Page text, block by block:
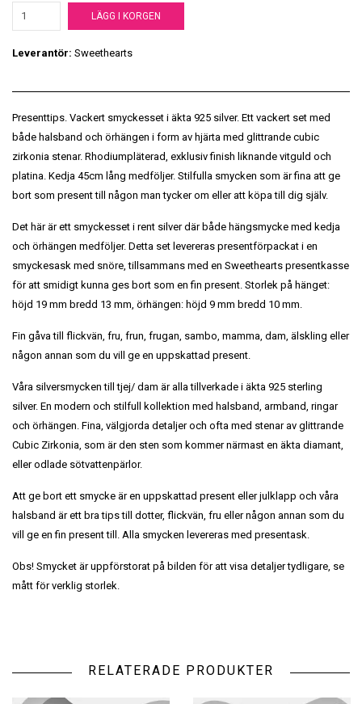
LÄGG I KORGEN
Leverantör: Sweethearts
Presenttips. Vackert smyckesset i äkta 925 silver. Ett vackert set med
både halsband och örhängen i form av hjärta med glittrande cubic
zirkonia stenar. Rhodiumpläterad, exklusiv finish liknande vitguld och
platina. Kedja 45cm lång medföljer. Stilfulla smycken som är fina att ge
bort som present till någon man tycker om eller att köpa till dig själv.
Det här är ett smyckesset i rent silver där både hängsmycke med kedja
och örhängen medföljer. Detta set levereras presentförpackat i en
smyckesask med snöre, tillsammans med en Sweethearts presentkasse
för att smidigt kunna ges bort som en fin present. Storlek på hänget:
höjd 19 mm bredd 13 mm, örhängen: höjd 9 mm bredd 10 mm.
Fin gåva till flickvän, fru, frun, frugan, sambo, mamma, dam, älskling eller
någon annan som du vill ge en uppskattad present.
Våra silversmycken till tjej/ dam är alla tillverkade i äkta 925 sterling
silver. En modern och stilfull kollektion med halsband, armband, ringar
och örhängen. Fina, välgjorda detaljer och ofta med stenar av glittrande
Cubic Zirkonia, som är den sten som kommer närmast en äkta diamant,
eller odlade sötvattenpärlor.
Att ge bort ett smycke är en uppskattad present eller julklapp och våra
halsband är ett bra tips till dotter, flickvän, fru eller någon annan som du
vill ge en fin present till. Alla smycken levereras med presentask.
Obs! Smycket är uppförstorat på bilden för att visa detaljer tydligare, se
mått för verklig storlek.
RELATERADE PRODUKTER